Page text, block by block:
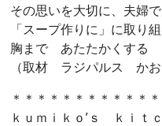
その思いを大切に、夫婦で
「スープ作りに」に取り
胸まで あたたかくする
（取材 ラジパルス かお
＊＊＊＊＊＊＊＊＊＊＊
ｋｕｍｉｋｏ’ｓ ｋｉｔ